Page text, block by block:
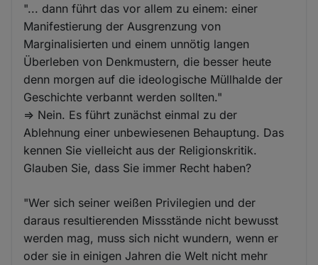
"... dann führt das vor allem zu einem: einer
Manifestierung der Ausgrenzung von
Marginalisierten und einem unnötig langen
Überleben von Denkmustern, die besser heute
denn morgen auf die ideologische Müllhalde der
Geschichte verbannt werden sollten."
=> Nein. Es führt zunächst einmal zu der
Ablehnung einer unbewiesenen Behauptung. Das
kennen Sie vielleicht aus der Religionskritik.
Glauben Sie, dass Sie immer Recht haben?
"Wer sich seiner weißen Privilegien und der
daraus resultierenden Missstände nicht bewusst
werden mag, muss sich nicht wundern, wenn er
oder sie in einigen Jahren die Welt nicht mehr